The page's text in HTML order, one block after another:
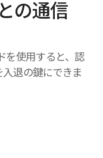
の通信
を使用すると、認
退の鍵にできま